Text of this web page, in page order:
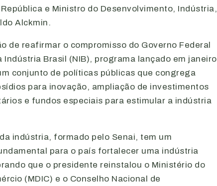
e Ministro do Desenvolvimento, Indústria,
Alckmin.
de reafirmar o compromisso do Governo Federal
Brasil (NIB), programa lançado em janeiro
conjunto de políticas públicas que congrega
para inovação, ampliação de investimentos
e fundos especiais para estimular a indústria
indústria, formado pelo Senai, tem um
para o país fortalecer uma indústria
que o presidente reinstalou o Ministério do
(MDIC) e o Conselho Nacional de